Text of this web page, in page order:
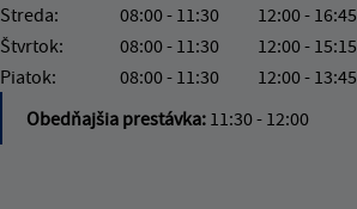
Streda:
08:00 - 11:30
12:00 - 16:45
Štvrtok:
08:00 - 11:30
12:00 - 15:15
Piatok:
08:00 - 11:30
12:00 - 13:45
Obedňajšia prestávka: 11:30 - 12:00